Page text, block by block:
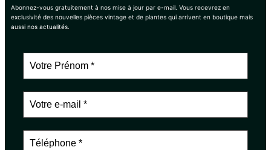
Abonnez-vous gratuitement à nos mise à jour par e-mail. Vous recevrez en
exclusivité des nouvelles pièces vintage et de plantes qui arrivent en boutique mais
aussi nos actualités.